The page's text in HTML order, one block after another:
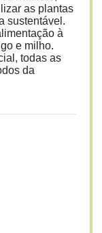
as plantas
sustentável.
à
e milho.
todas as
da